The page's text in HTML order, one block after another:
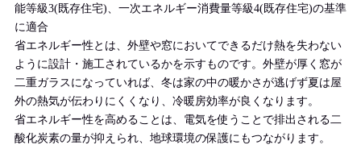
能等級3(既存住宅)、一次エネルギー消費量等級4(既存住宅)の基準
に適合
省エネルギー性とは、外壁や窓においてできるだけ熱を失わない
ように設計・施工されているかを示すものです。外壁が厚く窓が
二重ガラスになっていれば、冬は家の中の暖かさが逃げず夏は屋
外の熱気が伝わりにくくなり、冷暖房効率が良くなります。
省エネルギー性を高めることは、電気を使うことで排出される二
酸化炭素の量が抑えられ、地球環境の保護にもつながります。